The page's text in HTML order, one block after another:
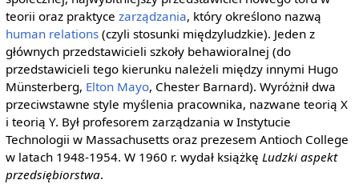
teorii oraz praktyce zarządzania, który określono nazwą
human relations(czyli stosunki międzyludzkie). Jeden z
głównych przedstawicieli szkoły behawioralnej (do
przedstawicieli tego kierunku należeli między innymi Hugo
Münsterberg, Elton Mayo, Chester Barnard). Wyróżnił dwa
przeciwstawne style myślenia pracownika, nazwane teorią X
i teorią Y. Był profesorem zarządzania w Instytucie
Technologii w Massachusetts oraz prezesem Antioch College
w latach 1948-1954. W 1960 r. wydał książkę Ludzki aspekt
przedsiębiorstwa.